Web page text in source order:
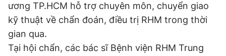
Đọc Thanh Niên trên điện thoại
ương TP.HCM hỗ trợ chuyên môn, chuyển giao
kỹ thuật về chẩn đoán, điều trị RHM trong thời
gian qua.
Tại hội chẩn, các bác sĩ Bệnh viện RHM Trung